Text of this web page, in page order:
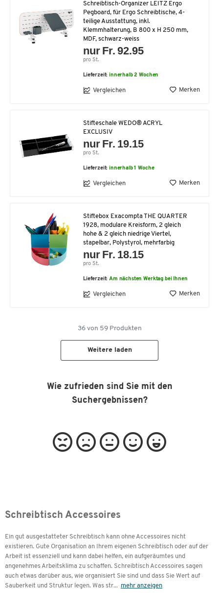
Schreibtisch-Organizer LEITZ Ergo
Pegboard, für Ergo Schreibtische, 4-
teilige Ausstattung, inkl.
Klemmhalterung, B 800 x H 250 mm,
MDF, schwarz-weiss
nur Fr. 92.95
pro St.
Lieferzeit:innerhalb 2 Wochen
Vergleichen Merken
Stifteschale WEDO® ACRYL
EXCLUSIV
nur Fr. 19.15
pro St.
Lieferzeit:innerhalb 1 Woche
Vergleichen Merken
Stiftebox Exacompta THE QUARTER
1928, modulare Kreisform, 2 gleich
hohe & 2 gleich niedrige Viertel,
stapelbar, Polystyrol, mehrfarbig
nur Fr. 18.15
pro St.
Lieferzeit:Am nächsten Werktag bei Ihnen
Vergleichen Merken
36von 59Produkten
Weitere laden
Wie zufrieden sind Sie mit den
Suchergebnissen?
Schreibtisch Accessoires
Ein gut ausgestatteter Schreibtisch kann ohne Accessoires nicht
existieren. Gute Organisation an Ihrem eigenen Schreibtisch oder auf der
Arbeit ist essenziell und kann dabei helfen, ein aufgeräumtes und
angenehmes Arbeitsklima zu schaffen. Schreibtisch Accessoires sagen
auch etwas darüber aus, wie organisiert Sie sind und dass Sie Wert auf
Sauberkeit und Struktur legen. Was str... mehr anzeigen